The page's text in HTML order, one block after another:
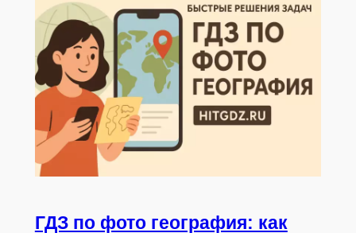
ГДЗ по фото география: как